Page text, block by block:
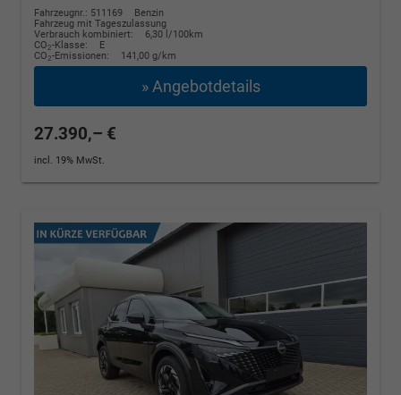
Fahrzeugnr.: 511169
Benzin
Fahrzeug mit Tageszulassung
Verbrauch kombiniert:
6,30 l/100km
CO2-Klasse:
E
CO2-Emissionen: 141,00 g/km
» Angebotdetails
27.390,– €
incl. 19% MwSt.